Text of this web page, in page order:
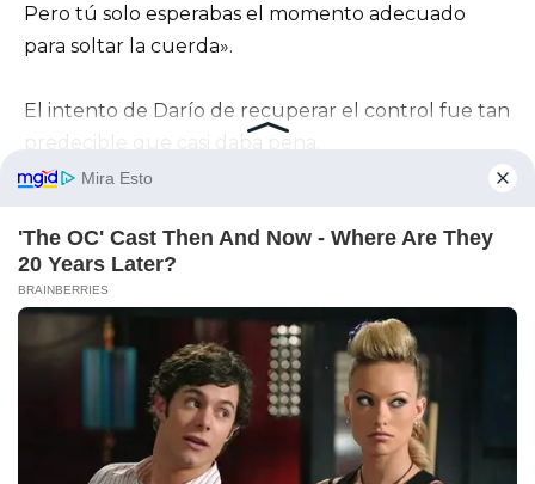
Pero tú solo esperabas el momento adecuado
para soltar la cuerda».
El intento de Darío de recuperar el control fue tan
predecible que casi daba pena.
arreglar esto.
Te devuelvo las llaves y lo dejamos así».
Como si las llaves fueran suyas.
Como si «arreglarlo» significara volver a su juego.